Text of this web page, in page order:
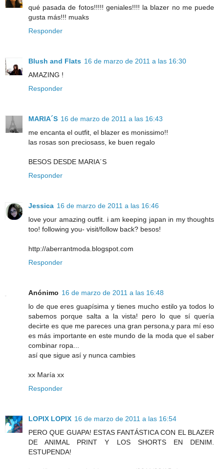
qué pasada de fotos!!!!! geniales!!!! la blazer no me puede
gusta más!!! muaks
Responder
Blush and Flats 16 de marzo de 2011 a las 16:30
AMAZING !
Responder
MARIA´S 16 de marzo de 2011 a las 16:43
me encanta el outfit, el blazer es monissimo!!
las rosas son preciosass, ke buen regalo
BESOS DESDE MARIA´S
Responder
Jessica 16 de marzo de 2011 a las 16:46
love your amazing outfit. i am keeping japan in my thoughts
too! following you- visit/follow back? besos!
http://aberrantmoda.blogspot.com
Responder
Anónimo 16 de marzo de 2011 a las 16:48
lo de que eres guapísima y tienes mucho estilo ya todos lo
sabemos porque salta a la vista! pero lo que sí quería
decirte es que me pareces una gran persona,y para mí eso
es más importante en este mundo de la moda que el saber
combinar ropa...
así que sigue así y nunca cambies
xx María xx
Responder
LOPIX LOPIX 16 de marzo de 2011 a las 16:54
PERO QUE GUAPA! ESTAS FANTÁSTICA CON EL BLAZER
DE ANIMAL PRINT Y LOS SHORTS EN DENIM.
ESTUPENDA!